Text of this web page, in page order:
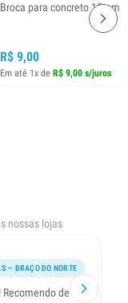
Broca para concreto 10mm
R$ 9,00
Em até 1x de R$ 9,00 s/juros
nossas lojas
— BRAÇO DO NORTE
de